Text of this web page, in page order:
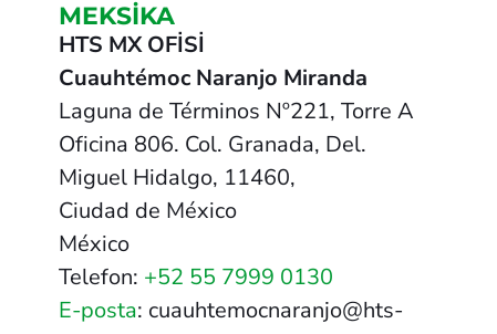
MEKSİKA
HTS MX OFİSİ
Cuauhtémoc Naranjo Miranda
Laguna de Términos Nº221, Torre A
Oficina 806. Col. Granada, Del.
Miguel Hidalgo, 11460,
Ciudad de México
México
Telefon: +52 55 7999 0130
E-posta: cuauhtemocnaranjo@hts-